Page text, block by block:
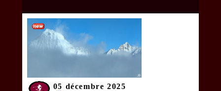
05 décembre 2025